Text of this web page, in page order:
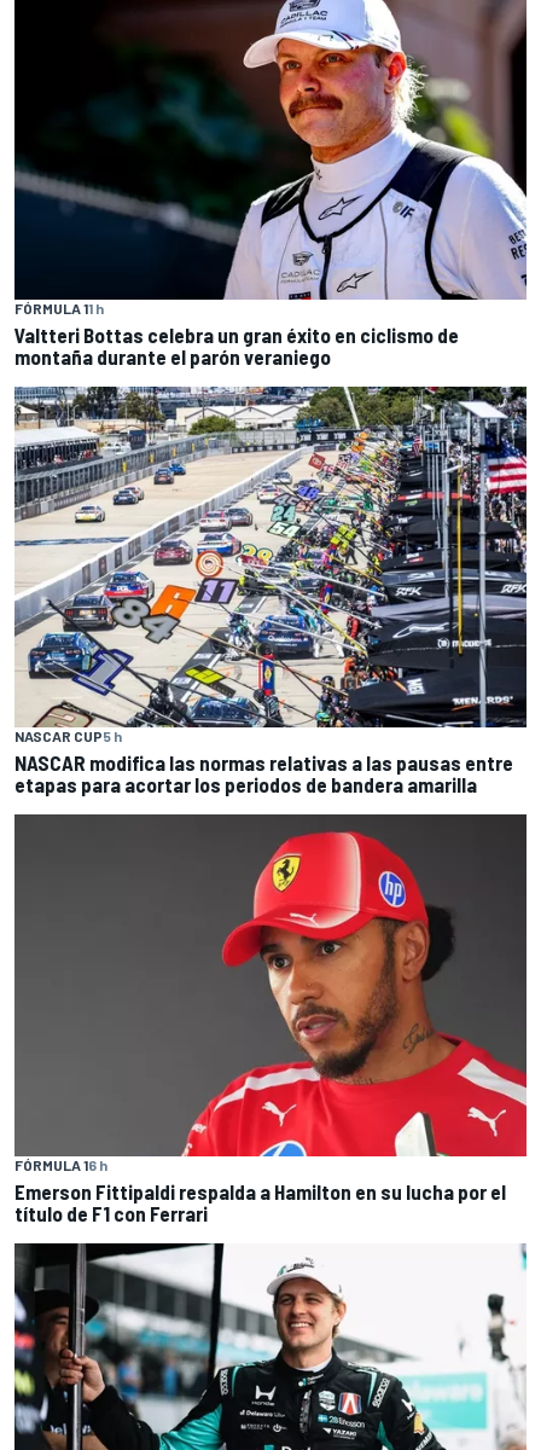
FÓRMULA 11 h
Valtteri Bottas celebra un gran éxito en ciclismo de
montaña durante el parón veraniego
NASCAR CUP5 h
NASCAR modifica las normas relativas a las pausas entre
etapas para acortar los periodos de bandera amarilla
FÓRMULA 16 h
Emerson Fittipaldi respalda a Hamilton en su lucha por el
título de F1 con Ferrari